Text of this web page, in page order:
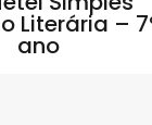
Literária –
ano